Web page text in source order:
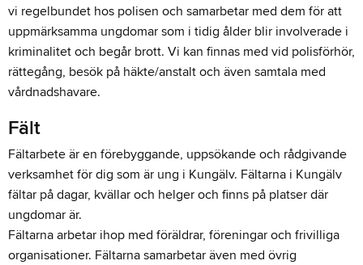
vi regelbundet hos polisen och samarbetar med dem för att
uppmärksamma ungdomar som i tidig ålder blir involverade i
kriminalitet och begår brott. Vi kan finnas med vid polisförhör,
rättegång, besök på häkte/anstalt och även samtala med
vårdnadshavare.
Fält
Fältarbete är en förebyggande, uppsökande och rådgivande
verksamhet för dig som är ung i Kungälv. Fältarna i Kungälv
fältar på dagar, kvällar och helger och finns på platser där
ungdomar är.
Fältarna arbetar ihop med föräldrar, föreningar och frivilliga
organisationer. Fältarna samarbetar även med övrig